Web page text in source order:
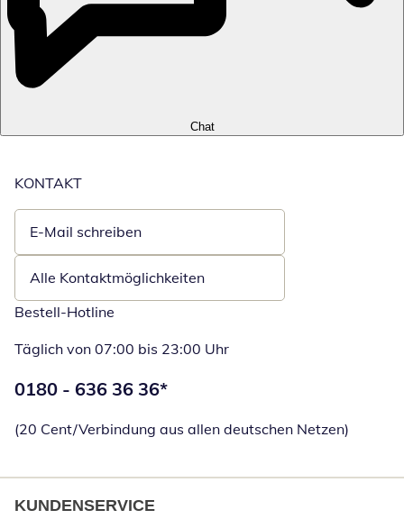
Chat
KONTAKT
E-Mail schreiben
Öffnet E-Mail-Client
Alle Kontaktmöglichkeiten
Bestell-Hotline
Täglich von 07:00 bis 23:00 Uhr
Telefonnummer:
0180 - 636 36 36*
(20 Cent/Verbindung aus allen deutschen Netzen)
KUNDENSERVICE